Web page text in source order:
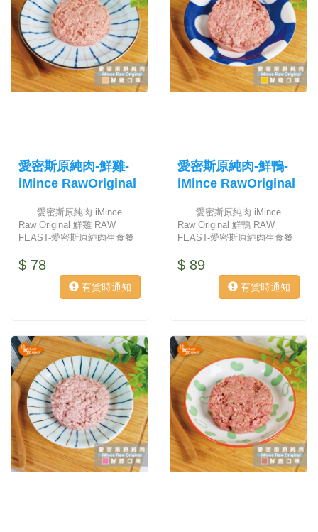
愛密斯原純肉-鮮雞-
iMince RawOriginal
愛密斯原純肉 iMince
Raw Original 鮮雞 RAW
FEAST-愛密斯原純肉生食餐
$ 78
有貨時通知
愛密斯原純肉-鮮鴨-
iMince RawOriginal
愛密斯原純肉 iMince
Raw Original 鮮鴨 RAW
FEAST-愛密斯原純肉生食餐
$ 89
有貨時通知